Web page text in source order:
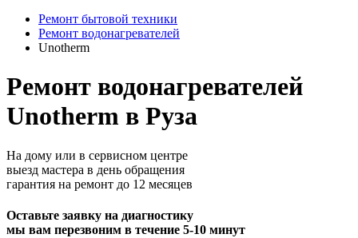
Ремонт бытовой техники
Ремонт водонагревателей
Unotherm
Ремонт водонагревателей
Unotherm в Руза
На дому или в сервисном центре
выезд мастера в день обращения
гарантия на ремонт до 12 месяцев
Оставьте заявку на диагностику
мы вам перезвоним в течение 5-10 минут